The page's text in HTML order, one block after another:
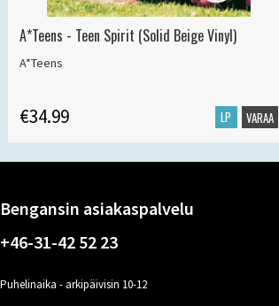
A*Teens - Teen Spirit (Solid Beige Vinyl)
A*Teens
€34.99 LP VARAA
Bengansin asiakaspalvelu
+46-31-42 52 23
Puhelinaika - arkipäivisin 10-12